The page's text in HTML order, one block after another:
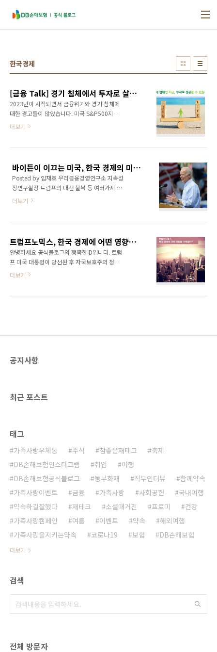
한국경제
[금융 Talk] 경기 침체에서 투자로 살아남는 법!
2023년이 시작되면서 금융위기와 경기 침체에
대한 경고들이 많았습니다. 미국 S&P500지수
는 전고점을 앞두고 있고, 우리나라 KOSPI도 단
기는 블랙 스완과 회색코뿔소라고 불리는 두 가
지 형태의 위기가 있습니다. 블랙 스완(Black
Swan)은 동일한 제목의 책 ‘블랙스완’의 저자
나심 니콜라스 탈레브(Nassim Nicholas
이라 ‘블랙 스완’이란 존재할 수 없는 것이라 생
다. 그 이후에, ‘블랙 스완’은‘ 매우 예측하..
더보기
바이든이 이끄는 미국, 한국 경제의 미래는? [글로벌 이슈]
Posted by 임재호 우리금융경영연구소 지속성
장연구실장 트럼프의 대선 불복 등 여러가지 잡
음이 있었지만 미국의 46대 대통령은 민주당의
우리 경제에 미치는 영향이 그만큼 크기 때문입
니다. 바이든이 이끄는 새로운 미국은 우리 경제
에 어떤 영향을 미칠까요? 지금부터 하나씩 살펴
보겠습니다. | 바이든 당선, 한국 경제에 호재일
되면서 글로벌 교역물량도 확대되고 우리나라
더보기
트럼프노믹스, 한국 경제에 어떤 영향을 가져올까?
안녕하세요 공식블로그의 행복한:D입니다. 트럼
프 미국 대통령이 당선된 후 자국보호주의 정책
으로 인해, 전 세계가 미국의 영향을 받고 있습니
니 트럼프 역시 ‘미국의 재건’이라는 슬로건을 내
다양한 세금을..
더보기
공지사항
최근 포스트
태그
가족사랑우체통 주식 참좋은재테크
축제
DB손해보험인스타그램
취업
여행
DB손해보험공식블로그
동부화재 직무인터뷰
함께약속
가족사랑이벤트
금융 가족사랑 사회공헌
국내여행
약속하길잘했다
재테크 소셜매거진 프로미
건강
가족사랑캠페인
여름 이벤트 약속
해외여행
가족사랑을지키는약속
코로나19 보험 DB손해보험
더보기
검색
전체 방문자